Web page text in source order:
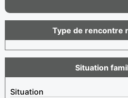
Type de rencontre
Situation
Situation